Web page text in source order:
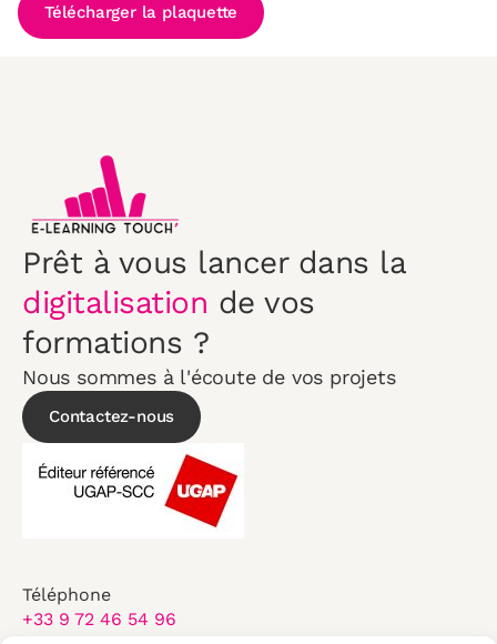
Télécharger la plaquette
Prêt à vous lancer dans la
digitalisation de vos
formations ?
Nous sommes à l'écoute de vos projets
Contactez-nous
Téléphone
+33 9 72 46 54 96